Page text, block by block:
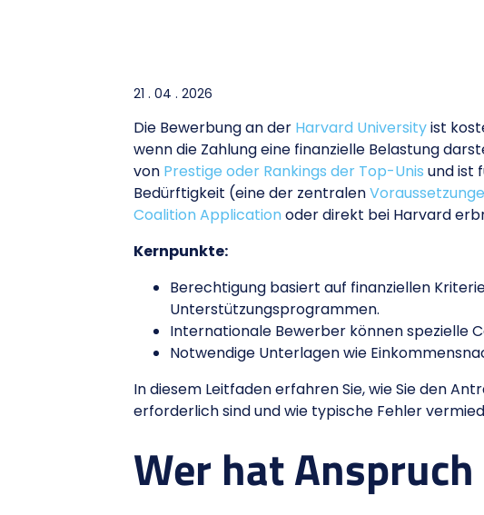
21 . 04 . 2026
Die Bewerbung an der Harvard Universityist
wenn die Zahlung eine finanzielle Belastung
von Prestige oder Rankings der Top-Unis und ist
Bedürftigkeit (eine der zentralen
Coalition Applicationoder direkt bei Harvard
Kernpunkte:
Berechtigung basiert auf finanziellen
Unterstützungsprogrammen.
Internationale Bewerber können spezielle
Notwendige Unterlagen wie
In diesem Leitfaden erfahren Sie, wie Sie den
erforderlich sind und wie typische Fehler
Wer hat